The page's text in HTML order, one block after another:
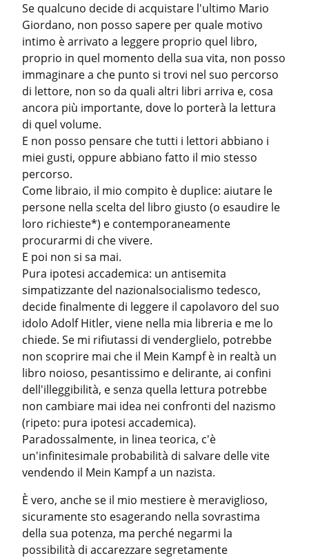
Se qualcuno decide di acquistare l'ultimo Mario
Giordano, non posso sapere per quale motivo
intimo è arrivato a leggere proprio quel libro,
proprio in quel momento della sua vita, non posso
immaginare a che punto si trovi nel suo percorso
di lettore, non so da quali altri libri arriva e, cosa
ancora più importante, dove lo porterà la lettura
di quel volume.
E non posso pensare che tutti i lettori abbiano i
miei gusti, oppure abbiano fatto il mio stesso
percorso.
Come libraio, il mio compito è duplice: aiutare le
persone nella scelta del libro giusto (o esaudire le
loro richieste*) e contemporaneamente
procurarmi di che vivere.
E poi non si sa mai.
Pura ipotesi accademica: un antisemita
simpatizzante del nazionalsocialismo tedesco,
decide finalmente di leggere il capolavoro del suo
idolo Adolf Hitler, viene nella mia libreria e me lo
chiede. Se mi rifiutassi di venderglielo, potrebbe
non scoprire mai che il Mein Kampf è in realtà un
libro noioso, pesantissimo e delirante, ai confini
dell'illeggibilità, e senza quella lettura potrebbe
non cambiare mai idea nei confronti del nazismo
(ripeto: pura ipotesi accademica).
Paradossalmente, in linea teorica, c'è
un'infinitesimale probabilità di salvare delle vite
vendendo il Mein Kampf a un nazista.
È vero, anche se il mio mestiere è meraviglioso,
sicuramente sto esagerando nella sovrastima
della sua potenza, ma perché negarmi la
possibilità di accarezzare segretamente